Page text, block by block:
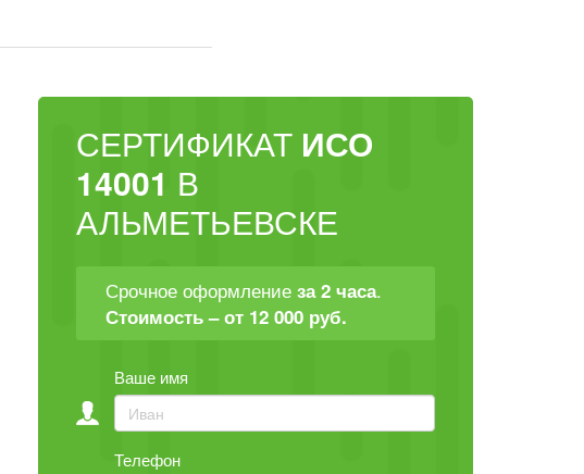
СЕРТИФИКАТ ИСО
14001 В
АЛЬМЕТЬЕВСКЕ
Срочное оформление за 2 часа.
Стоимость – от 12 000 руб.
Ваше имя
Телефон